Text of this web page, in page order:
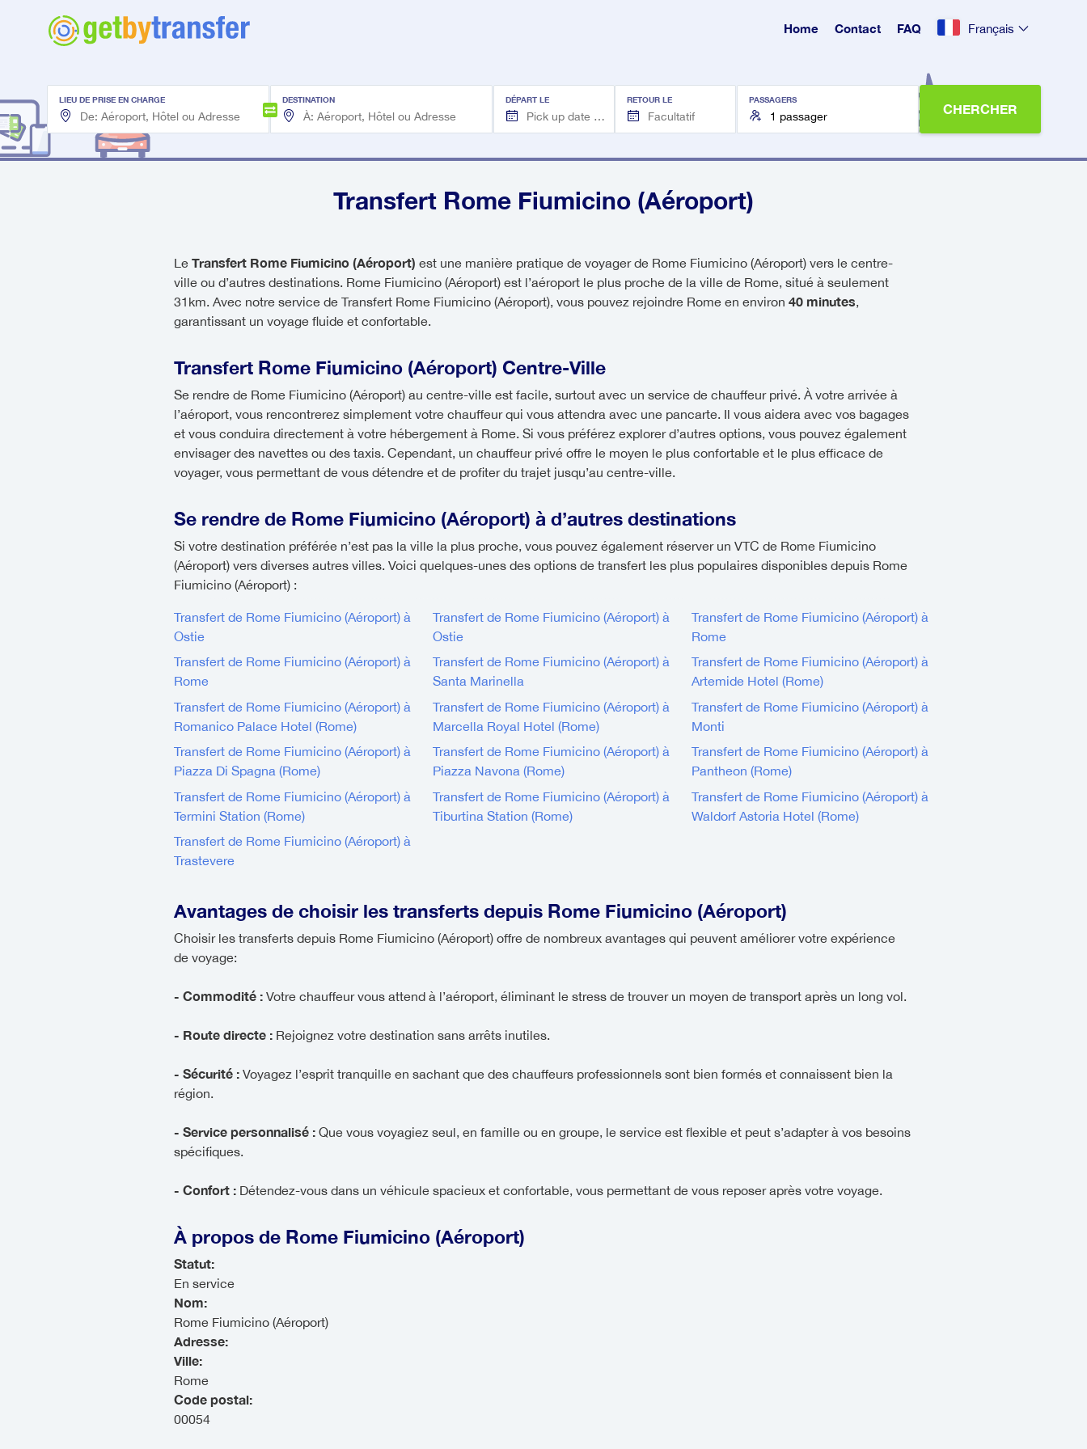
Home Contact FAQ Français
LIEU DE PRISE EN CHARGE DESTINATION DÉPART LE RETOUR LE PASSAGERS
CHERCHER
Transfert Rome Fiumicino (Aéroport)
LeTransfert Rome Fiumicino (Aéroport) est une manière pratique de voyager de Rome Fiumicino (Aéroport) vers le centre-
ville ou d’autres destinations. Rome Fiumicino (Aéroport) est l’aéroport le plus proche de la ville de Rome, situé à seulement
31km. Avec notre service de Transfert Rome Fiumicino (Aéroport), vous pouvez rejoindre Rome en environ40 minutes
garantissant un voyage fluide et confortable.
Transfert Rome Fiumicino (Aéroport) Centre-Ville
Se rendre de Rome Fiumicino (Aéroport) au centre-ville est facile, surtout avec un service de chauffeur privé. À votre arrivée à
l’aéroport, vous rencontrerez simplement votre chauffeur qui vous attendra avec une pancarte. Il vous aidera avec vos bagages
et vous conduira directement à votre hébergement à Rome. Si vous préférez explorer d’autres options, vous pouvez également
envisager des navettes ou des taxis. Cependant, un chauffeur privé offre le moyen le plus confortable et le plus efficace de
voyager, vous permettant de vous détendre et de profiter du trajet jusqu’au centre-ville.
Se rendre de Rome Fiumicino (Aéroport) à d’autres destinations
Si votre destination préférée n’est pas la ville la plus proche, vous pouvez également réserver un VTC de Rome Fiumicino
(Aéroport) vers diverses autres villes. Voici quelques-unes des options de transfert les plus populaires disponibles depuis Rome
Fiumicino (Aéroport) :
Transfert de Rome Fiumicino (Aéroport) à
Ostie
Transfert de Rome Fiumicino (Aéroport) à
Ostie
Transfert de Rome Fiumicino (Aéroport) à
Rome
Transfert de Rome Fiumicino (Aéroport) à
Rome
Transfert de Rome Fiumicino (Aéroport) à
Santa Marinella
Transfert de Rome Fiumicino (Aéroport) à
Artemide Hotel (Rome)
Transfert de Rome Fiumicino (Aéroport) à
Romanico Palace Hotel (Rome)
Transfert de Rome Fiumicino (Aéroport) à
Marcella Royal Hotel (Rome)
Transfert de Rome Fiumicino (Aéroport) à
Monti
Transfert de Rome Fiumicino (Aéroport) à
Piazza Di Spagna (Rome)
Transfert de Rome Fiumicino (Aéroport) à
Piazza Navona (Rome)
Transfert de Rome Fiumicino (Aéroport) à
Pantheon (Rome)
Transfert de Rome Fiumicino (Aéroport) à
Termini Station (Rome)
Transfert de Rome Fiumicino (Aéroport) à
Tiburtina Station (Rome)
Transfert de Rome Fiumicino (Aéroport) à
Waldorf Astoria Hotel (Rome)
Transfert de Rome Fiumicino (Aéroport) à
Trastevere
Avantages de choisir les transferts depuis Rome Fiumicino (Aéroport)
Choisir les transferts depuis Rome Fiumicino (Aéroport) offre de nombreux avantages qui peuvent améliorer votre expérience
de voyage:
- Commodité : Votre chauffeur vous attend à l’aéroport, éliminant le stress de trouver un moyen de transport après un long vol.
- Route directe : Rejoignez votre destination sans arrêts inutiles.
- Sécurité : Voyagez l’esprit tranquille en sachant que des chauffeurs professionnels sont bien formés et connaissent bien la
région.
- Service personnalisé : Que vous voyagiez seul, en famille ou en groupe, le service est flexible et peut s’adapter à vos besoins
spécifiques.
- Confort : Détendez-vous dans un véhicule spacieux et confortable, vous permettant de vous reposer après votre voyage.
À propos de Rome Fiumicino (Aéroport)
Statut:
En service
Nom:
Rome Fiumicino (Aéroport)
Adresse:
Ville:
Rome
Code postal:
00054